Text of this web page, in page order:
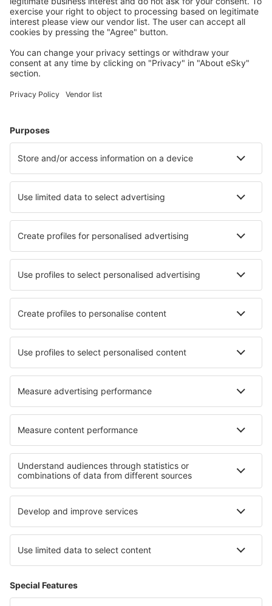
Unterkünfte, die Sie mögen
Wählen Sie aus über 1,3 Millionen Unterkünften: Hotels,
Meist gesuchte Hotels von eSky-Nutzern
Hotels in Sevierville Hotels in Davenport
Hotels in Kissimmee Hotels in Englewood
Hotels in Clermont Hotels in Oceanside
Die besten Hotels - Städte
Hotels in Kovalam Hotels in Nogarole Rocca
Hotels in Fujinomiya Hotels in Trpanj
Hotels in Zanzibar Hotels Sabang Hotels in Landsham
Die besten Hotels - Regionen
Hotels in Florida Hotels in Georgia
Hotels im Sequoia-Nationalpark Hotels auf Oahu
Hotels auf Hawaii Hotels in Zywiec Beskids
Hotels auf Westküste Sri Lanka
Hotels in Puerto Varas Hotels in Dolomites